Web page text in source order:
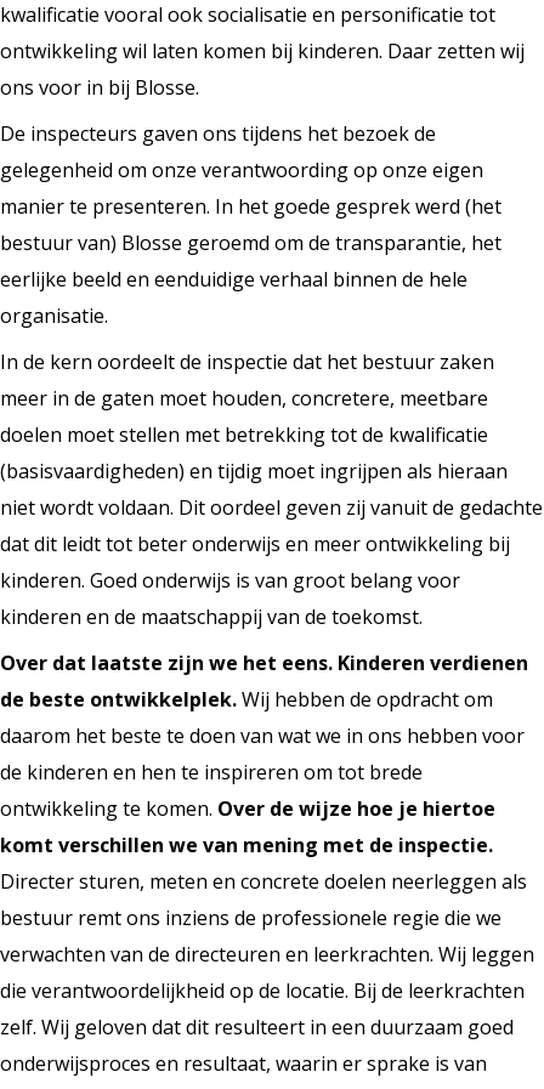
kwalificatie vooral ook socialisatie en personificatie tot
ontwikkeling wil laten komen bij kinderen. Daar zetten wij
ons voor in bij Blosse.
De inspecteurs gaven ons tijdens het bezoek de
gelegenheid om onze verantwoording op onze eigen
manier te presenteren. In het goede gesprek werd (het
bestuur van) Blosse geroemd om de transparantie, het
eerlijke beeld en eenduidige verhaal binnen de hele
organisatie.
In de kern oordeelt de inspectie dat het bestuur zaken
meer in de gaten moet houden, concretere, meetbare
doelen moet stellen met betrekking tot de kwalificatie
(basisvaardigheden) en tijdig moet ingrijpen als hieraan
niet wordt voldaan. Dit oordeel geven zij vanuit de gedachte
dat dit leidt tot beter onderwijs en meer ontwikkeling bij
kinderen. Goed onderwijs is van groot belang voor
kinderen en de maatschappij van de toekomst.
Over dat laatste zijn we het eens. Kinderen verdienen
de beste ontwikkelplek.Wij hebben de opdracht om
daarom het beste te doen van wat we in ons hebben voor
de kinderen en hen te inspireren om tot brede
ontwikkeling te komen. Over de wijze hoe je hiertoe
komt verschillen we van mening met de inspectie.
Directer sturen, meten en concrete doelen neerleggen als
bestuur remt ons inziens de professionele regie die we
verwachten van de directeuren en leerkrachten. Wij leggen
die verantwoordelijkheid op de locatie. Bij de leerkrachten
zelf. Wij geloven dat dit resulteert in een duurzaam goed
onderwijsproces en resultaat, waarin er sprake is van